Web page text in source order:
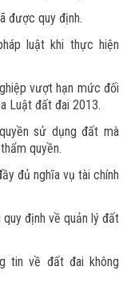
được quy định.
luật khi thực hiện
vượt hạn mức đối
Luật đất đai 2013.
sử dụng đất mà
quyền.
đủ nghĩa vụ tài chính
định về quản lý đất
tin về đất đai không